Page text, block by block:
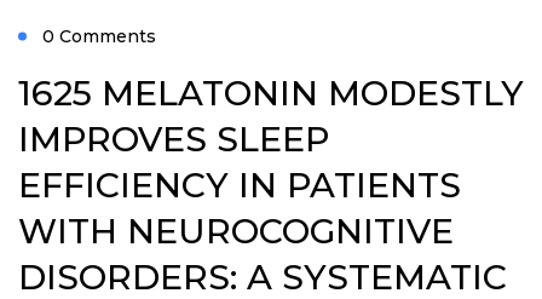
0 Comments
1625 MELATONIN MODESTLY
IMPROVES SLEEP
EFFICIENCY IN PATIENTS
WITH NEUROCOGNITIVE
DISORDERS: A SYSTEMATIC